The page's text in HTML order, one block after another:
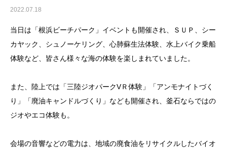
2022.07.18
当日は「根浜ビーチパーク」イベントも開催され、ＳＵＰ、シー
カヤック、シュノーケリング、心肺蘇生法体験、水上バイク乗船
体験など、皆さん様々な海の体験を楽しまれていました。
また、陸上では「三陸ジオパークVＲ体験」「アンモナイトづく
り」「廃油キャンドルづくり」なども開催され、釜石ならではの
ジオやエコ体験も。
会場の音響などの電力は、地域の廃食油をリサイクルしたバイオ